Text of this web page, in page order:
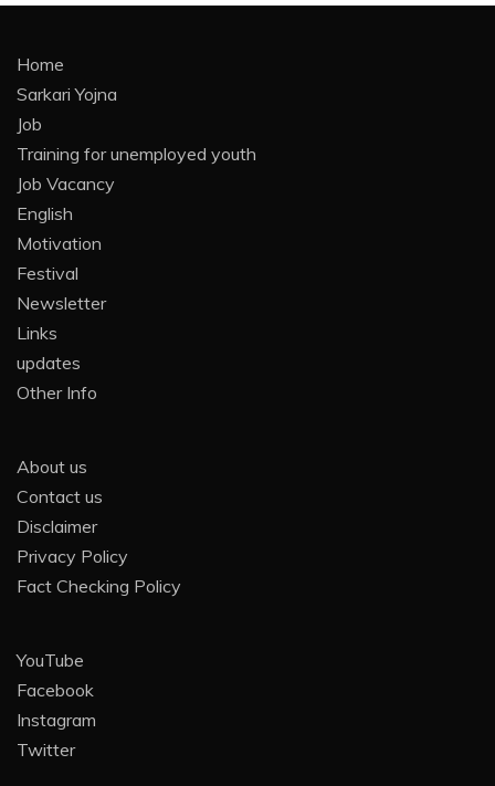
Home
Sarkari Yojna
Job
Training for unemployed youth
Job Vacancy
English
Motivation
Festival
Newsletter
Links
updates
Other Info
About us
Contact us
Disclaimer
Privacy Policy
Fact Checking Policy
YouTube
Facebook
Instagram
Twitter